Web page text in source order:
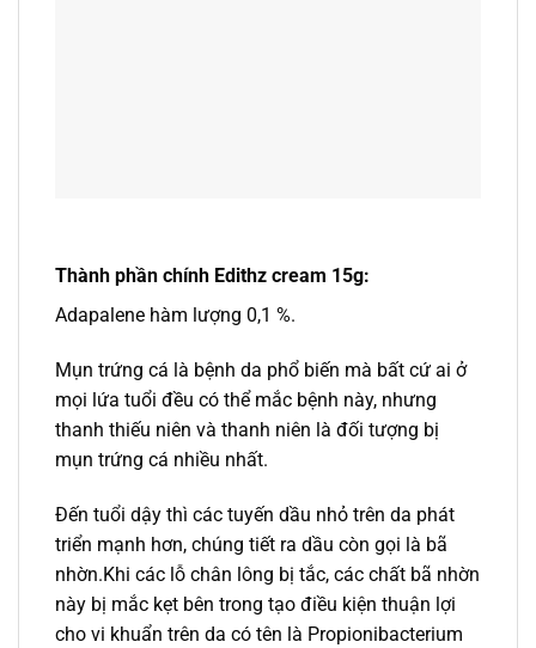
Thành phần chính Edithz cream 15g:
Adapalene hàm lượng 0,1 %.
Mụn trứng cá là bệnh da phổ biến mà bất cứ ai ở
mọi lứa tuổi đều có thể mắc bệnh này, nhưng
thanh thiếu niên và thanh niên là đối tượng bị
mụn trứng cá nhiều nhất.
Đến tuổi dậy thì các tuyến dầu nhỏ trên da phát
triển mạnh hơn, chúng tiết ra dầu còn gọi là bã
nhờn.Khi các lỗ chân lông bị tắc, các chất bã nhờn
này bị mắc kẹt bên trong tạo điều kiện thuận lợi
cho vi khuẩn trên da có tên là Propionibacterium